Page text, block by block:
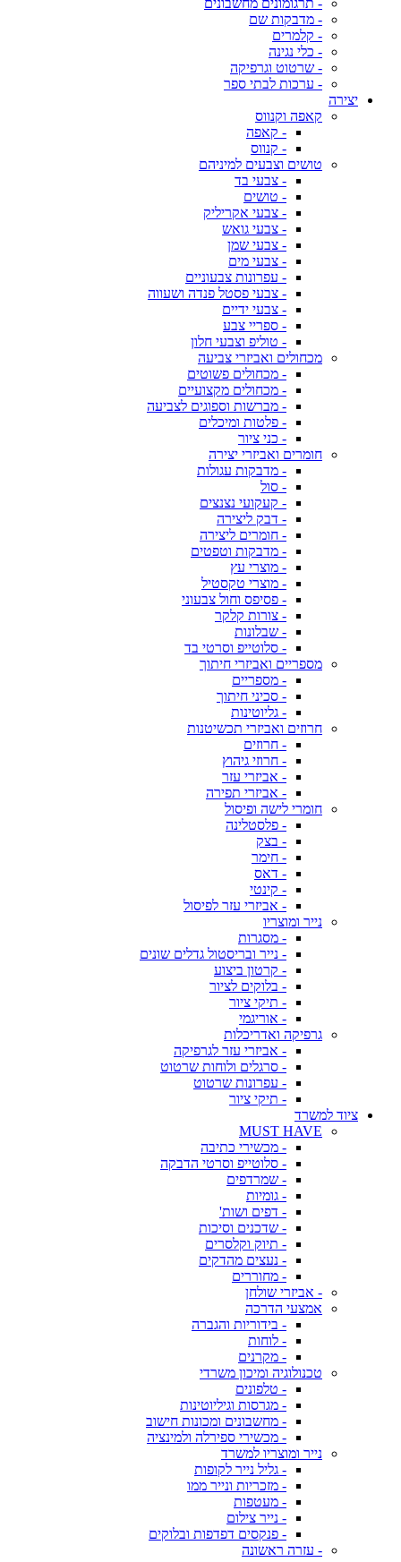
- תרגומונים מחשבונים
- מדבקות שם
- קלמרים
- כלי נגינה
- שרטוט וגרפיקה
- ערכות לבתי ספר
יצירה
קאפה וקנווס
- קאפה
- קנווס
טושים וצבעים למיניהם
- צבעי בד
- טושים
- צבעי אקריליק
- צבעי גואש
- צבעי שמן
- צבעי מים
- עפרונות צבעוניים
- צבעי פסטל פנדה ושעווה
- צבעי ידיים
- ספריי צבע
- טוליפ וצבעי חלון
מכחולים ואביזרי צביעה
- מכחולים פשוטים
- מכחולים מקצועיים
- מברשות וספוגים לצביעה
- פלטות ומיכלים
- כני ציור
חומרים ואביזרי יצירה
- מדבקות עגולות
- סול
- קעקועי נצנצים
- דבק ליצירה
- חומרים ליצירה
- מדבקות וטפטים
- מוצרי עץ
- מוצרי טקסטיל
- פסיפס וחול צבעוני
- צורות קלקר
- שבלונות
- סלוטייפ וסרטי בד
מספריים ואביזרי חיתוך
- מספריים
- סכיני חיתוך
- גליוטינות
חרוזים ואביזרי תכשיטנות
- חרוזים
- חרוזי גיהוץ
- אביזרי עזר
- אביזרי תפירה
חומרי לישה ופיסול
- פלסטלינה
- בצק
- חימר
- דאס
- קינטי
- אביזרי עזר לפיסול
נייר ומוצריו
- מסגרות
- נייר ובריסטול גדלים שונים
- קרטון ביצוע
- בלוקים לציור
- תיקי ציור
- אוריגמי
גרפיקה ואדריכלות
- אביזרי עזר לגרפיקה
- סרגלים ולוחות שרטוט
- עפרונות שרטוט
- תיקי ציור
ציוד למשרד
MUST HAVE
- מכשירי כתיבה
- סלוטייפ וסרטי הדבקה
- שמרדפים
- גומיות
- דפים ושות'
- שדכנים וסיכות
- תיוק וקלסרים
- נעצים מהדקים
- מחוררים
- אביזרי שולחן
אמצעי הדרכה
- בידוריות והגברה
- לוחות
- מקרנים
טכנולוגיה ומיכון משרדי
- טלפונים
- מגרסות וגיליוטינות
- מחשבונים ומכונות חישוב
- מכשירי ספירלה ולמינציה
נייר ומוצריו למשרד
- גליל נייר לקופות
- מזכריות ונייר ממו
- מעטפות
- נייר צילום
- פנקסים דפדפות ובלוקים
- עזרה ראשונה